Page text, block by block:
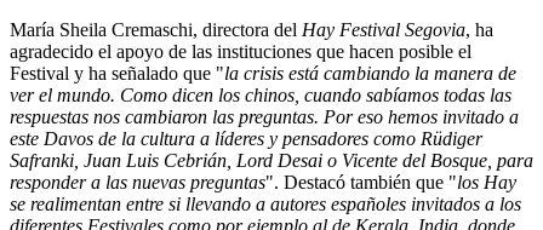
María Sheila Cremaschi, directora del Hay Festival Segovia, ha
agradecido el apoyo de las instituciones que hacen posible el
Festival y ha señalado que "la crisis está cambiando la manera de
ver el mundo. Como dicen los chinos, cuando sabíamos todas las
respuestas nos cambiaron las preguntas. Por eso hemos invitado a
este Davos de la cultura a líderes y pensadores como Rüdiger
Safranki, Juan Luis Cebrián, Lord Desai o Vicente del Bosque, para
responder a las nuevas preguntas". Destacó también que "los Hay
se realimentan entre si llevando a autores españoles invitados a los
diferentes Festivales como por ejemplo al de Kerala, India, donde